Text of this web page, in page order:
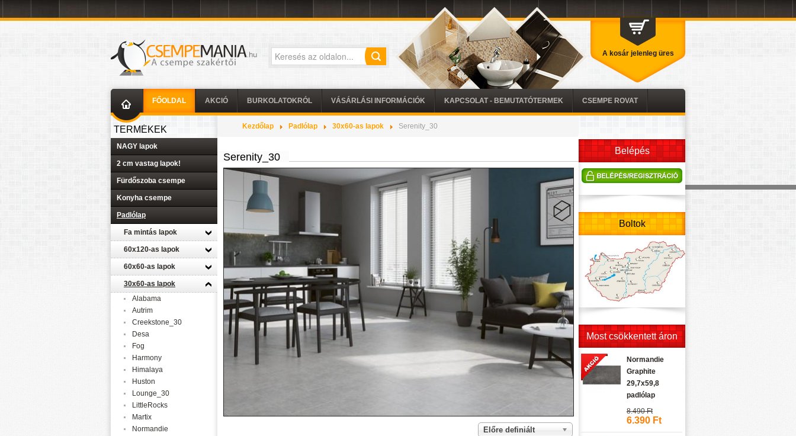
A kosár jelenleg üres
FŐOLDAL AKCIÓ BURKOLATOKRÓL VÁSÁRLÁSI INFORMÁCIÓK KAPCSOLAT - BEMUTATÓTERMEK CSEMPE ROVAT
TERMÉKEK
NAGY lapok
2 cm vastag lapok!
Fürdőszoba csempe
Konyha csempe
Padlólap
Fa mintás lapok
60x120-as lapok
60x60-as lapok
30x60-as lapok
Alabama
Autrim
Creekstone_30
Desa
Fog
Harmony
Himalaya
Huston
Lounge_30
LittleRocks
Martix
Normandie
Kezdőlap Padlólap 30x60-as lapok Serenity_30
Serenity_30
Előre definiált
Belépés
Boltok
Most csökkentett áron
Normandie
Graphite
29,7x59,8
padlólap
8.490 Ft
6.390 Ft